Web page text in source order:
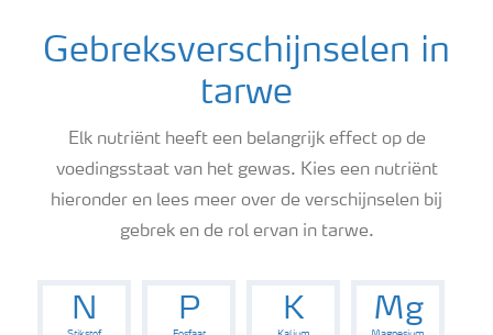
Gebreksverschijnselen in
tarwe
Elk nutriënt heeft een belangrijk effect op de
voedingsstaat van het gewas. Kies een nutriënt
hieronder en lees meer over de verschijnselen bij
gebrek en de rol ervan in tarwe.
N P K Mg